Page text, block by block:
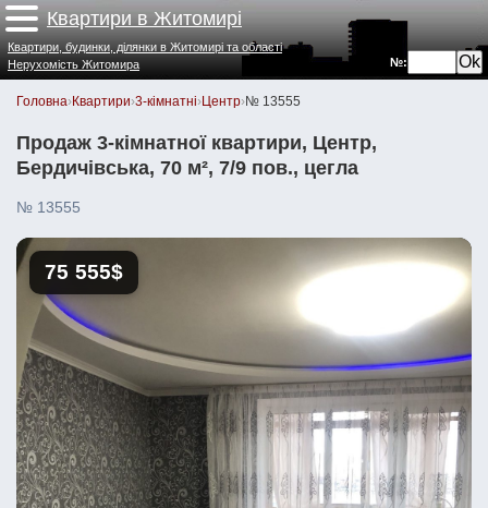
Квартири в Житомирі
№:
Квартири, будинки, ділянки в Житомирі та області
Нерухомість Житомира
Головна›Квартири›3-кімнатні›Центр›№ 13555
Продаж 3-кімнатної квартири, Центр,
Бердичівська, 70 м², 7/9 пов., цегла
№ 13555
75 555$